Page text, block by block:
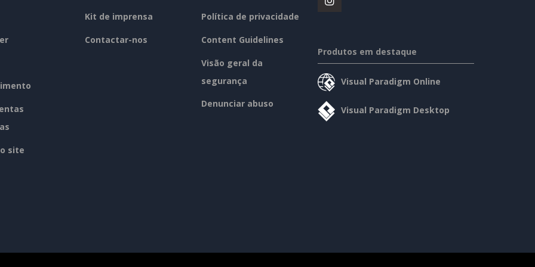
site
Kit de imprensa
Contactar-nos
Política de privacidade
Content Guidelines
Visão geral da
segurança
Denunciar abuso
Produtos em destaque
Visual Paradigm Online
Visual Paradigm Desktop